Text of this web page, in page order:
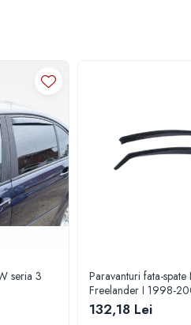
seria 3
Paravanturi fata-spate
Freelander I 1998-
132,18 Lei